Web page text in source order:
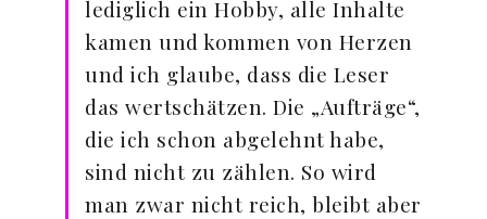
lediglich ein Hobby, alle Inhalte
kamen und kommen von Herzen
und ich glaube, dass die Leser
das wertschätzen. Die „Aufträge“,
die ich schon abgelehnt habe,
sind nicht zu zählen. So wird
man zwar nicht reich, bleibt aber